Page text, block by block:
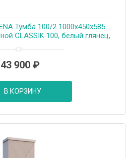
Тумба 100/2 1000х450х585
CLASSIK 100, белый глянец,
43 900 ₽
В КОРЗИНУ